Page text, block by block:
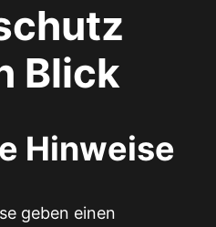
Blick
Hinweise
geben einen